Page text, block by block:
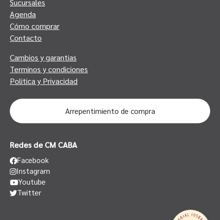
Sucursales
Agenda
Cómo comprar
Contacto
Cambios y garantias
Terminos y condiciones
Politica y Privacidad
Arrepentimiento de compra
Redes de CM CABA
Facebook
Instagram
Youtube
Twitter